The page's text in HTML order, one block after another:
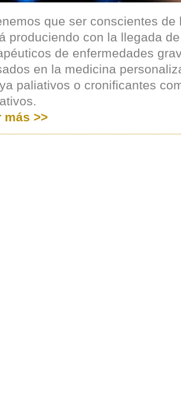
que ser conscientes
produciendo con la llegada
de enfermedades
en la medicina
paliativos o cronificantes
más >>